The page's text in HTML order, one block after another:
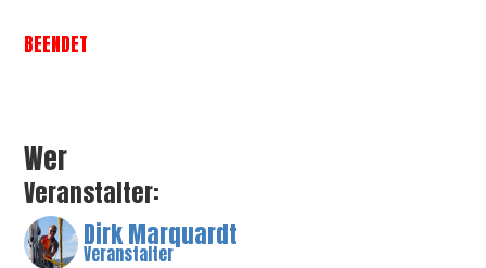
BEENDET
Wer
Veranstalter:
Dirk Marquardt
Veranstalter